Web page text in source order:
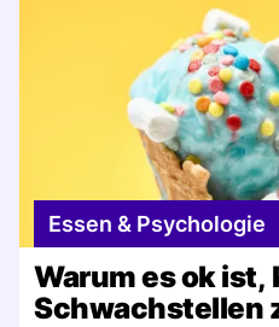
Essen & Psychologie
Warum es ok
Schwachstellen